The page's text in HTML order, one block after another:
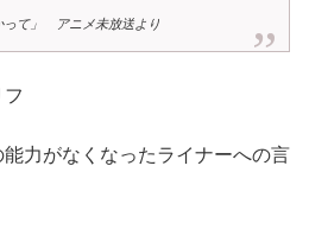
って」 アニメ未放送より
力がなくなったライナーへの言